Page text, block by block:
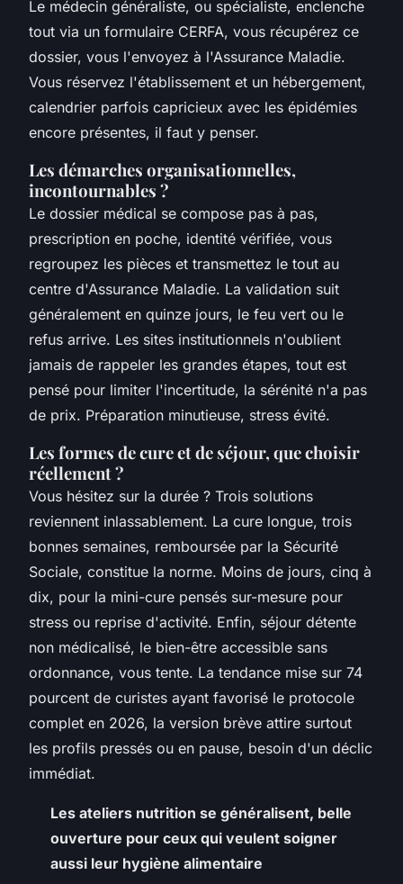
Le médecin généraliste, ou spécialiste, enclenche
tout via un formulaire CERFA, vous récupérez ce
dossier, vous l'envoyez à l'Assurance Maladie.
Vous réservez l'établissement et un hébergement,
calendrier parfois capricieux avec les épidémies
encore présentes, il faut y penser.
Les démarches organisationnelles,
incontournables ?
Le dossier médical se compose pas à pas,
prescription en poche, identité vérifiée, vous
regroupez les pièces et transmettez le tout au
centre d'Assurance Maladie. La validation suit
généralement en quinze jours, le feu vert ou le
refus arrive. Les sites institutionnels n'oublient
jamais de rappeler les grandes étapes, tout est
pensé pour limiter l'incertitude, la sérénité n'a pas
de prix. Préparation minutieuse, stress évité.
Les formes de cure et de séjour, que choisir
réellement ?
Vous hésitez sur la durée ? Trois solutions
reviennent inlassablement. La cure longue, trois
bonnes semaines, remboursée par la Sécurité
Sociale, constitue la norme. Moins de jours, cinq à
dix, pour la mini-cure pensés sur-mesure pour
stress ou reprise d'activité. Enfin, séjour détente
non médicalisé, le bien-être accessible sans
ordonnance, vous tente. La tendance mise sur 74
pourcent de curistes ayant favorisé le protocole
complet en 2026, la version brève attire surtout
les profils pressés ou en pause, besoin d'un déclic
immédiat.
Les ateliers nutrition se généralisent, belle
ouverture pour ceux qui veulent soigner
aussi leur hygiène alimentaire